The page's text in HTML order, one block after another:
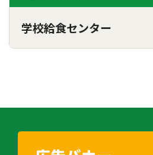
学校給食センター